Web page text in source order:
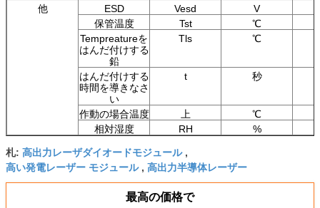
他 ESD Vesd
V
保管温度
Tst
℃
Tempreatureを
はんだ付けする
鉛
Tls ℃
はんだ付けする
時間を導きなさ
い
t 秒
作動の場合温度 上
℃
相対湿度
RH %
札: 高出力レーザダイオードモジュール,
高い発電レーザー モジュール, 高出力半導体レーザー
最高の価格で